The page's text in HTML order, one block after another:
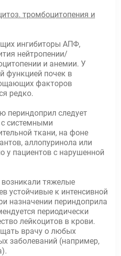
тромбоцитопения и
ингибиторы АПФ,
нейтропении/
и анемии. У
функцией почек в
факторов
редко.
периндоприл следует
системными
ткани, на фоне
аллопуринола или
у пациентов с нарушенной
тяжелые
устойчивые к интенсивной
назначении периндоприла
периодически
лейкоцитов в крови.
врачу о любых
заболеваний (например,